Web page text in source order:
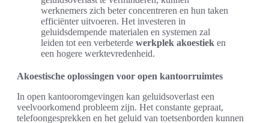
werknemers zich beter concentreren en hun taken
efficiënter uitvoeren. Het investeren in
geluidsdempende materialen en systemen zal
leiden tot een verbeterde werkplek akoestiek en
een hogere werktevredenheid.
Akoestische oplossingen voor open kantoorruimtes
In open kantooromgevingen kan geluidsoverlast een
veelvoorkomend probleem zijn. Het constante gepraat,
telefoongesprekken en het geluid van toetsenborden kunnen